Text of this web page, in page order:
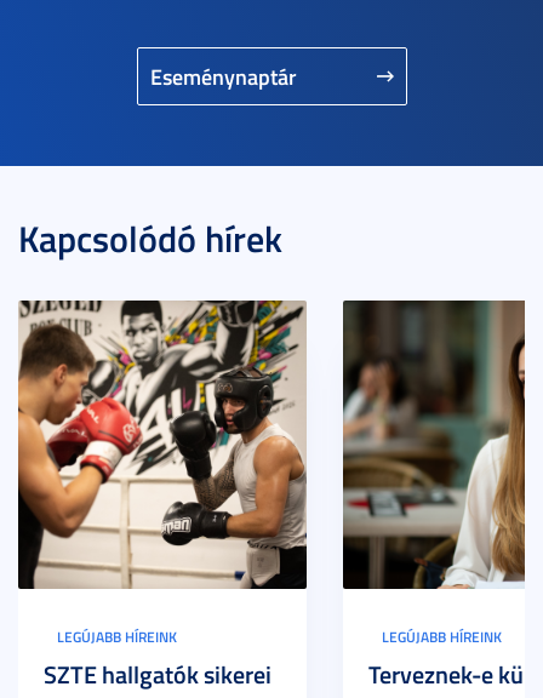
Eseménynaptár
Kapcsolódó hírek
LEGÚJABB HÍREINK
SZTE hallgatók sikerei
LEGÚJABB HÍREINK
Terveznek-e